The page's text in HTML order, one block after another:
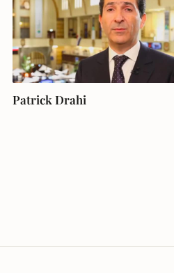
Patrick Drahi